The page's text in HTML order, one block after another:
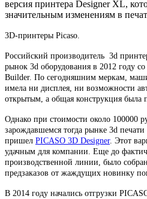
версия принтера Designer XL,
значительным изменениям в
3D-принтеры Picaso.
Российский производитель 3d
рынок 3d оборудования в 2012 году
Builder. По сегодняшним меркам,
имела ни дисплея, ни возможности
открытым, а общая конструкция была
Однако при стоимости около 100000
зарождавшемся тогда рынке 3d
пришел PICASO 3D Designer. Этот
удачным для компании. Еще до
производственной линии, было
предзаказов от жаждущих новинку
В 2014 году начались отгрузки